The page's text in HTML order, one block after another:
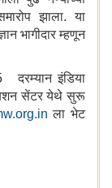
झाला. या
भागीदार म्हणून
इंडिया
सेंटर येथे सुरू
ला भेट